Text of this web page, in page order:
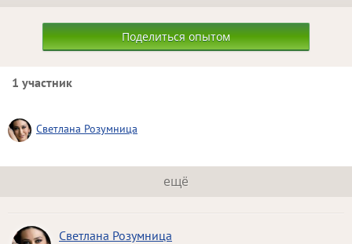
Поделиться опытом
1 участник
Светлана Розумница
ещё
Светлана Розумница